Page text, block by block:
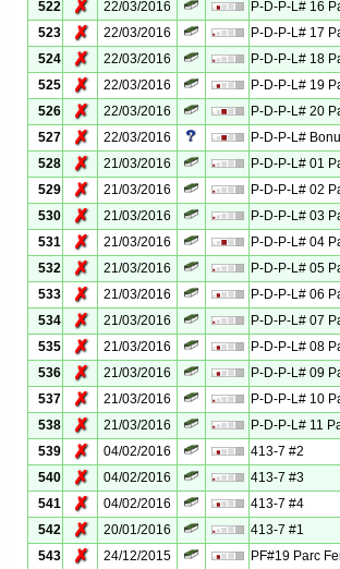
522
✗ 22/03/2016
P-D-P-L# 16
523
✗ 22/03/2016
P-D-P-L# 17
524
✗ 22/03/2016
P-D-P-L# 18
525
✗ 22/03/2016
P-D-P-L# 19
526
✗ 22/03/2016
P-D-P-L# 20
527
✗ 22/03/2016
P-D-P-L#
528
✗ 21/03/2016
P-D-P-L# 01
529
✗ 21/03/2016
P-D-P-L# 02
530
✗ 21/03/2016
P-D-P-L# 03
531
✗ 21/03/2016
P-D-P-L# 04
532
✗ 21/03/2016
P-D-P-L# 05
533
✗ 21/03/2016
P-D-P-L# 06
534
✗ 21/03/2016
P-D-P-L# 07
535
✗ 21/03/2016
P-D-P-L# 08
536
✗ 21/03/2016
P-D-P-L# 09
537
✗ 21/03/2016
P-D-P-L# 10
538
✗ 21/03/2016
P-D-P-L# 11
539
✗ 04/02/2016
413-7 #2
540
✗ 04/02/2016
413-7 #3
541
✗ 04/02/2016
413-7 #4
542
✗ 20/01/2016
413-7 #1
543
✗ 24/12/2015
PF#19 Parc